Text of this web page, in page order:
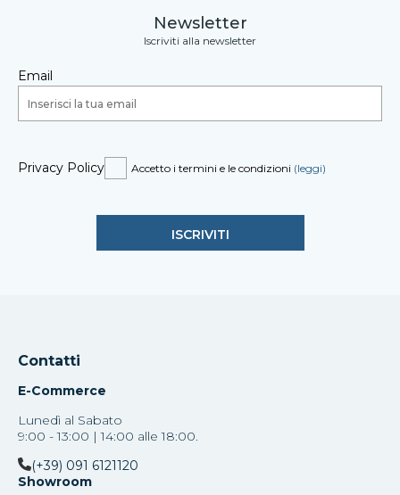
Newsletter
Iscriviti alla newsletter
Email
Privacy Policy Accetto i termini e le condizioni (leggi)
Contatti
E-Commerce
Lunedì al Sabato
9:00 - 13:00 | 14:00 alle 18:00.
(+39) 091 6121120
Showroom